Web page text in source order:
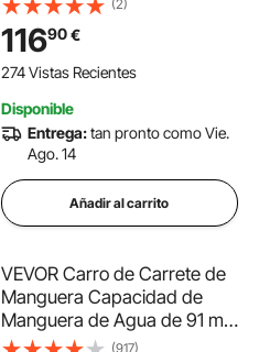
con Faldas Estante de
Almacenamiento Bolsa de
Transporte, Barra de Fiesta
(2)
11690€
274 Vistas Recientes
Disponible
Entrega:tan pronto como Vie.
Ago. 14
Añadir al carrito
VEVOR Carro de Carrete de
Manguera Capacidad de
Manguera de Agua de 91 m
Herramientas Móviles con 4
(917)